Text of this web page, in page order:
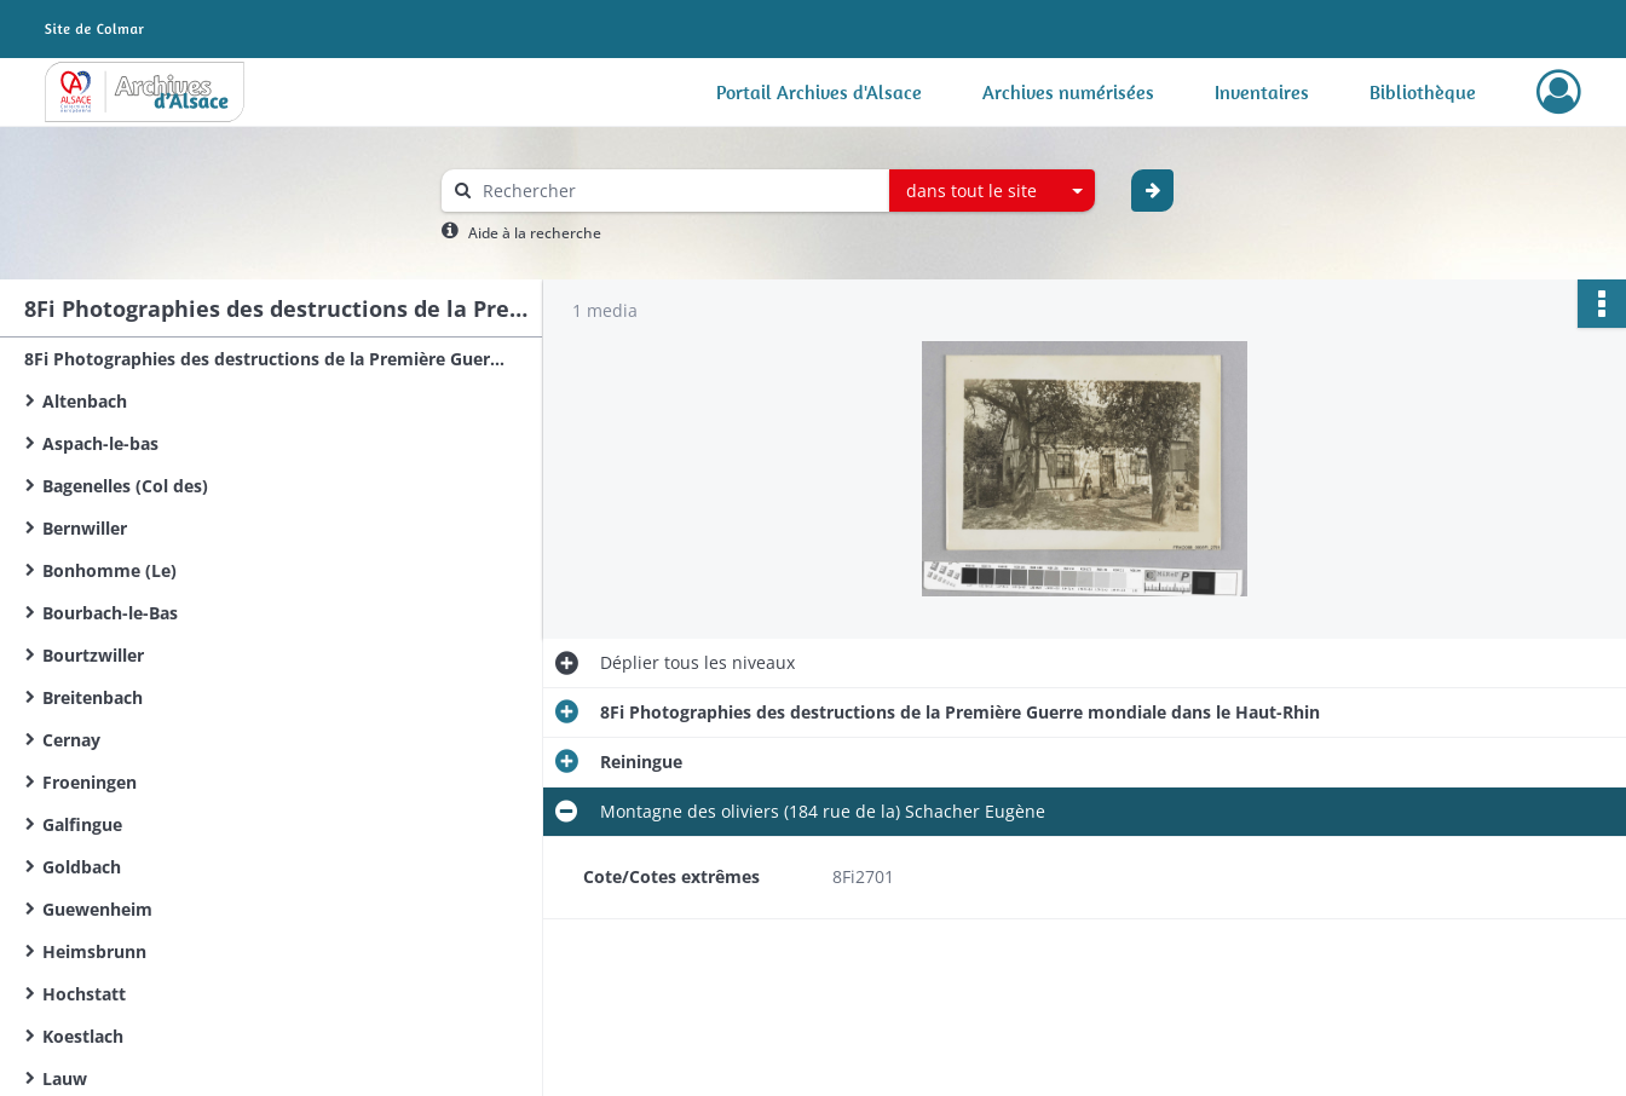
Archives Alsace - Colmar Portail Archives d'Alsace Archives numérisées Inventaires Bibliothèque
dans tout le site
Aide à la recherche
8Fi Photographies des destructions de la Première Guerre mondiale dans le sud du Haut-Rhin
8Fi Photographies des destructions de la Première Guerre mondiale dans le Haut-Rhin
Altenbach
Aspach-le-bas
Bagenelles (Col des)
Bernwiller
Bonhomme (Le)
Bourbach-le-Bas
Bourtzwiller
Breitenbach
Cernay
Froeningen
Galfingue
Goldbach
Guewenheim
Heimsbrunn
Hochstatt
Koestlach
Lauw
1 media
Dépliertous les niveaux
8Fi Photographies des destructions de la Première Guerre mondiale dans le Haut-Rhin
Reiningue
Montagne des oliviers (184 rue de la) Schacher Eugène
Cote/Cotes extrêmes 8Fi2701